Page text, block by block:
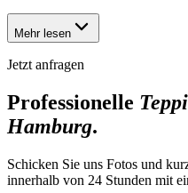
Mehr lesen
Jetzt anfragen
Professionelle
Hamburg.
Schicken Sie uns Fotos und
innerhalb von 24 Stunden mit